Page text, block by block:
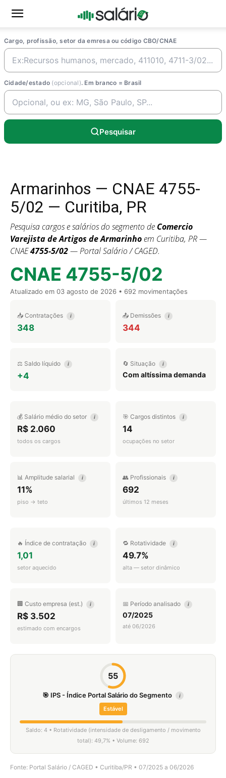
Cargo, profissão, setor da emresa ou código CBO/CNAE
Cidade/estado (opcional). Em branco = Brasil
Pesquisar
Armarinhos — CNAE 4755-
5/02 — Curitiba, PR
Pesquisa cargos e salários do segmento de Comercio
Varejista de Artigos de Armarinhoem Curitiba, PR —
CNAE4755-5/02— Portal Salário / CAGED.
CNAE 4755-5/02
Atualizado em 03 agosto de 2026 • 692 movimentações
📥 Contratações i
348
📤 Demissões i
344
⚖️ Saldo líquido i
+4
🔄 Situação i
Com altíssima demanda
💰 Salário médio do setor i
R$ 2.060
todos os cargos
🎯 Cargos distintos i
14
ocupações no setor
📊 Amplitude salarial i
11%
piso → teto
👥 Profissionais i
692
últimos 12 meses
🔥 Índice de contratação i
1,01
setor aquecido
🔁 Rotatividade i
49.7%
alta — setor dinâmico
🏢 Custo empresa (est.) i
R$ 3.502
estimado com encargos
📅 Período analisado i
07/2025
até 06/2026
55
🎯 IPS - Índice Portal Salário do Segmento i
Estável
Saldo: 4 • Rotatividade (intensidade de desligamento / movimento
total): 49,7% • Volume: 692
Fonte: Portal Salário / CAGED • Curitiba/PR • 07/2025 a 06/2026